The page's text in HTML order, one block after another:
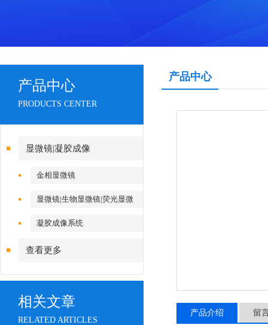
产品中心
PRODUCTS CENTER
显微镜|凝胶成像
金相显微镜
显微镜|生物显微镜|荧光显微
镜|倒置显微镜
凝胶成像系统
查看更多
相关文章
RELATED ARTICLES
产品中心
产品介绍 留